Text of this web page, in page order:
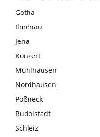
Gotha
Ilmenau
Jena
Konzert
Mühlhausen
Nordhausen
Pößneck
Rudolstadt
Schleiz